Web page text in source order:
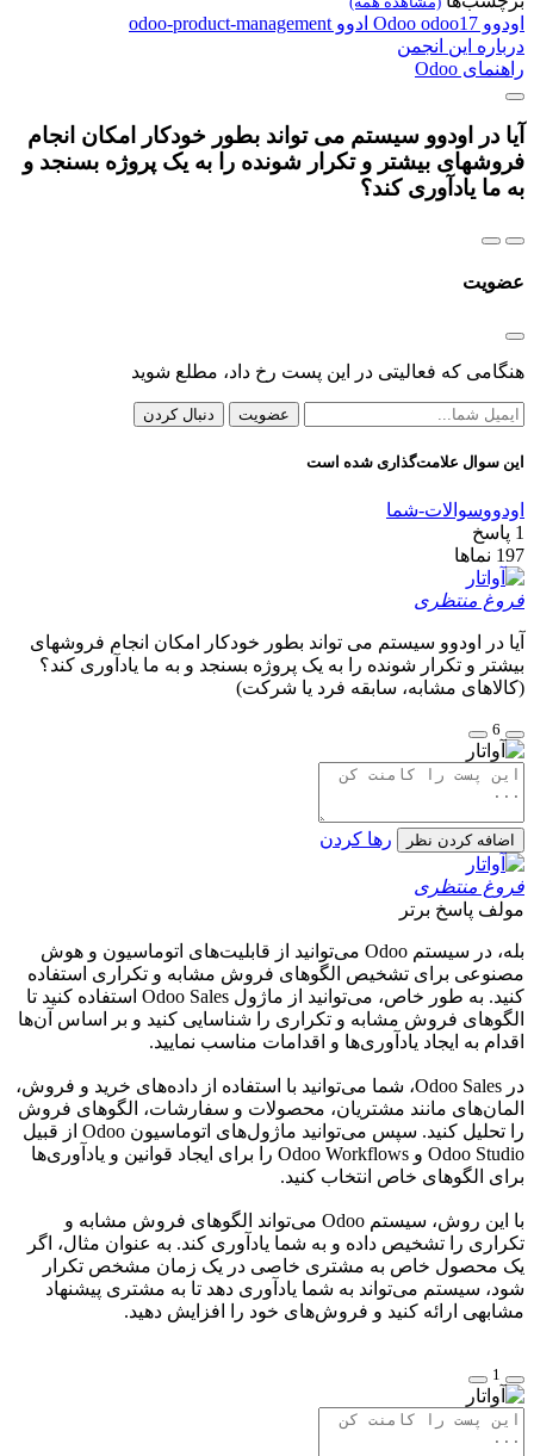
اودوو Odoo odoo17 ادوو odoo-product-management
درباره این انجمن
راهنمای Odoo
آیا در اودوو سیستم می تواند بطور خودکار امکان انجام
فروشهای بیشتر و تکرار شونده را به یک پروژه بسنجد و
به ما یادآوری کند؟
عضویت
هنگامی که فعالیتی در این پست رخ داد، مطلع شوید
عضویت دنبال کردن
این سوال علامت‌گذاری شده است
اودووسوالات-شما
1 پاسخ
197 نماها
فروغ منتظری
آیا در اودوو سیستم می تواند بطور خودکار امکان انجام فروشهای
بیشتر و تکرار شونده را به یک پروژه بسنجد و به ما یادآوری کند؟
(کالاهای مشابه، سابقه فرد یا شرکت)
6
اضافه کردن نظر رها کردن
فروغ منتظری
مولف پاسخ برتر
بله، در سیستم Odoo می‌توانید از قابلیت‌های اتوماسیون و هوش
مصنوعی برای تشخیص الگوهای فروش مشابه و تکراری استفاده
کنید. به طور خاص، می‌توانید از ماژول Odoo Sales استفاده کنید تا
الگوهای فروش مشابه و تکراری را شناسایی کنید و بر اساس آن‌ها
اقدام به ایجاد یادآوری‌ها و اقدامات مناسب نمایید.
در Odoo Sales، شما می‌توانید با استفاده از داده‌های خرید و فروش،
المان‌های مانند مشتریان، محصولات و سفارشات، الگوهای فروش
را تحلیل کنید. سپس می‌توانید ماژول‌های اتوماسیون Odoo از قبیل
Odoo Studio و Odoo Workflows را برای ایجاد قوانین و یادآوری‌ها
برای الگوهای خاص انتخاب کنید.
با این روش، سیستم Odoo می‌تواند الگوهای فروش مشابه و
تکراری را تشخیص داده و به شما یادآوری کند. به عنوان مثال، اگر
یک محصول خاص به مشتری خاصی در یک زمان مشخص تکرار
شود، سیستم می‌تواند به شما یادآوری دهد تا به مشتری پیشنهاد
مشابهی ارائه کنید و فروش‌های خود را افزایش دهید.
1